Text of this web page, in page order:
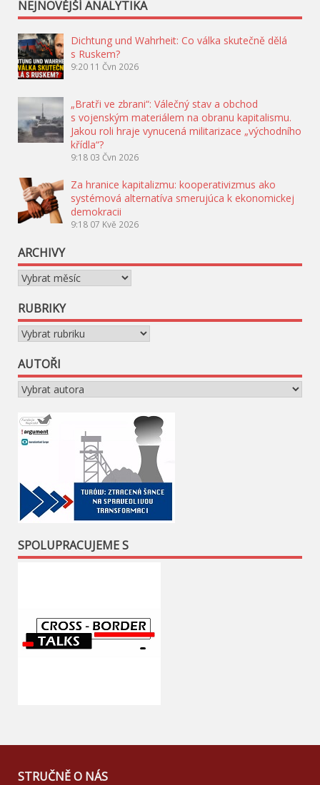
NEJNOVĚJŠÍ ANALYTIKA
Dichtung und Wahrheit: Co válka skutečně dělá
s Ruskem?
9:20 11 Čvn 2026
„Bratři ve zbrani“: Válečný stav a obchod
s vojenským materiálem na obranu kapitalismu.
Jakou roli hraje vynucená militarizace „východního
křídla“?
9:18 03 Čvn 2026
Za hranice kapitalizmu: kooperativizmus ako
systémová alternatíva smerujúca k ekonomickej
demokracii
9:18 07 Kvě 2026
ARCHIVY
Archivy
RUBRIKY
Rubriky
AUTOŘI
SPOLUPRACUJEME S
STRUČNĚ O NÁS